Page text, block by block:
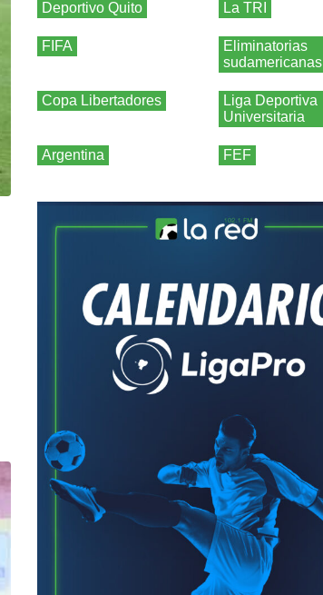
Deportivo Quito La TRI
FIFA
Eliminatorias
sudamericanas
Copa Libertadores
Liga Deportiva
Universitaria
Argentina FEF